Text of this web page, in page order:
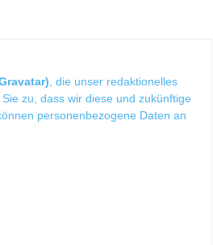
, die unser redaktionelles
zu, dass wir diese und zukünftige
personenbezogene Daten an